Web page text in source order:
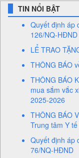
TIN NỔI BẬT
Quyết định áp
126/NQ-HĐND
LỂ TRAO
THÔNG BÁO
THÔNG BÁO
mua sắm vắc
2025-2026
THÔNG BÁO
Trung tâm Y
Quyết định áp
76/NQ-HĐND